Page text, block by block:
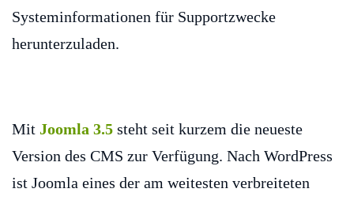
Systeminformationen für Supportzwecke
herunterzuladen.
Mit Joomla 3.5 steht seit kurzem die neueste
Version des CMS zur Verfügung. Nach WordPress
ist Joomla eines der am weitesten verbreiteten